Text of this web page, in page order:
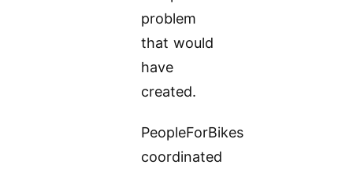
problem
that would
have
created.
PeopleForBikes
coordinated